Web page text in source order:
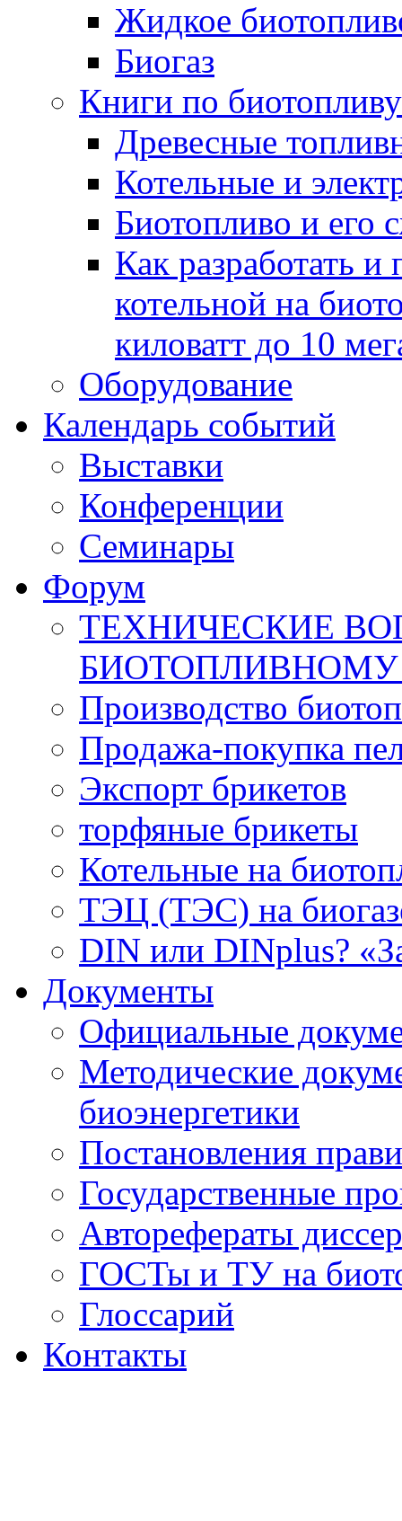
Жидкое
Биогаз
Книги по биотопливу
Древесные
Котельные и
Биотопливо и его
Как разработать
котельной на
киловатт до 10
Оборудование
Календарь событий
Выставки
Конференции
Семинары
Форум
ТЕХНИЧЕСКИЕ
Производство
Продажа-покупка
Экспорт брикетов
торфяные брикеты
Котельные на
ТЭЦ (ТЭС) на
DIN или DINplus?
Документы
Официальные
Методические
биоэнергетики
Постановления
Государственные
Авторефераты
ГОСТы и ТУ на
Глоссарий
Контакты